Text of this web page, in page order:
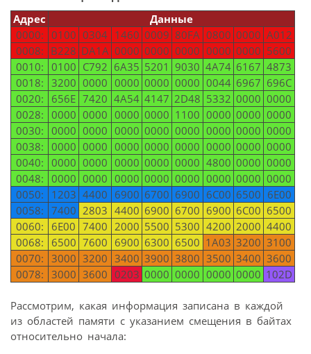
Адрес
Данные
0000: 0100 0304 1460 0009 80FA 0800 0000 A012
0008: B228 DA1A 0000 0000 0000 0000 0000 5600
0010: 0100 C792 6A35 5201 9030 4A74 6167 4873
0018: 3200 0000 0000 0000 0000 0044 6967 696C
0020:
656E 7420 4A54 4147 2D48 5332 0000 0000
0028: 0000 0000 0000 0000 1100 0000 0000 0000
0030: 0000 0000 0000 0000 0000 0000 0000 0000
0038: 0000 0000 0000 0000 0000 0000 0000 0000
0040: 0000 0000 0000 0000 0000 4800 0000 0000
0048: 0000 0000 0000 0000 0000 0000 0000 0000
0050:
1203 4400 6900 6700 6900 6C00 6500 6E00
0058: 7400 2803 4400 6900 6700 6900 6C00 6500
0060:
6E00 7400 2000 5500 5300 4200 2000 4400
0068:
6500 7600 6900 6300 6500 1A03 3200 3100
0070: 3000 3200 3400 3900 3800 3500 3400 3600
0078: 3000 3600 0203 0000 0000 0000 0000 102D
Рассмотрим, какая информация записана в каждой
из областей памяти с указанием смещения в байтах
относительно начала: